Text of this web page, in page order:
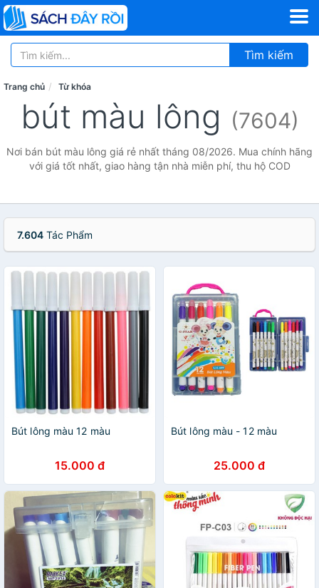
Tìm kiếm
Trang chủ Từ khóa
bút màu lông (7604)
Nơi bán bút màu lông giá rẻ nhất tháng 08/2026. Mua chính hãng
với giá tốt nhất, giao hàng tận nhà miễn phí, thu hộ COD
7.604 Tác Phẩm
Bút lông màu 12 màu
15.000 đ
Bút lông màu - 12 màu
25.000 đ